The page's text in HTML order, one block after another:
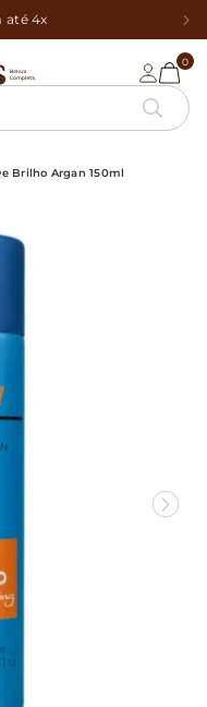
até 4x
0
Brilho Argan 150ml